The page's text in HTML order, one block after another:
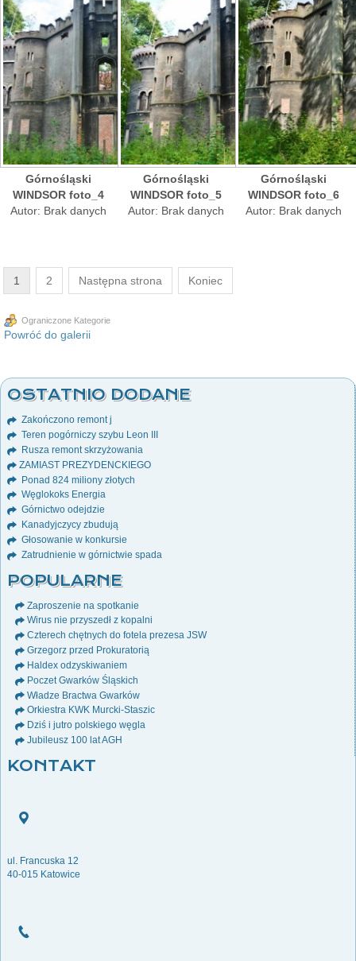
Górnośląski
WINDSOR foto_4
Autor: Brak danych
Górnośląski
WINDSOR foto_5
Autor: Brak danych
Górnośląski
WINDSOR foto_6
Autor: Brak danych
1 2 Następna strona Koniec
Ograniczone Kategorie
Powróć do galerii
OSTATNIO DODANE
Zakończono remont j
Teren pogórniczy szybu Leon III
Rusza remont skrzyżowania
ZAMIAST PREZYDENCKIEGO
Ponad 824 miliony złotych
Węglokoks Energia
Górnictwo odejdzie
Kanadyjczycy zbudują
Głosowanie w konkursie
Zatrudnienie w górnictwie spada
POPULARNE
Zaproszenie na spotkanie
Wirus nie przyszedł z kopalni
Czterech chętnych do fotela prezesa JSW
Grzegorz przed Prokuratorią
Haldex odzyskiwaniem
Poczet Gwarków Śląskich
Władze Bractwa Gwarków
Orkiestra KWK Murcki-Staszic
Dziś i jutro polskiego węgla
Jubileusz 100 lat AGH
KONTAKT
ul. Francuska 12
40-015 Katowice